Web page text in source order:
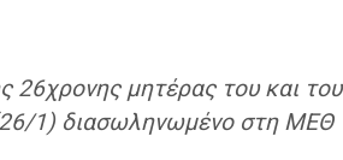
26χρονης μητέρας του και του
1) διασωληνωμένο στη ΜΕΘ